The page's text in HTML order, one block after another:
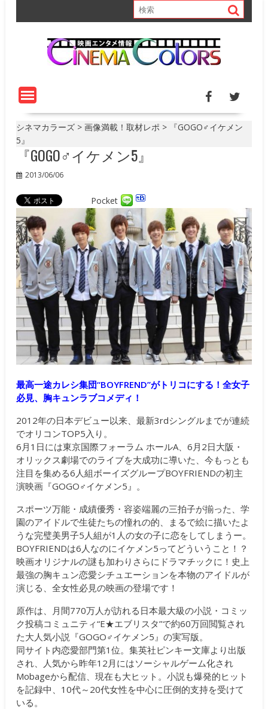
シネマカラーズ >画像満載！取材レポ >
『GOGO♂イケメン
5』
『GOGO♂イケメン5』
2013/06/06
Pocket
最高一途カレシ集団“BOYFREND”がトリコにする！全女子
必見、胸キュンラブコメディ！
2012年の日本デビュー以来、最新3rdシングルまでが連続
でオリコンTOP5入り。
6月1日には東京国際フォーラム ホールA、6月2日大阪・
オリックス劇場でのライブを大成功に導いた、今もっとも
注目を集める6人組ボーイズグループBOYFRIENDの初主
演映画『GOGO♂イケメン5』。
スポーツ万能・成績優秀・容姿端麗の三拍子が揃った、学
園のアイドルで生徒たちの憧れの的、まるで絵に描いたよ
うな完璧美男子5人組が1人の女の子に恋をしてしまうー。
BOYFRIENDは6人なのにイケメン5ってどういうこと！？
映画オリジナルの謎も加わりさらにドラマチックに！史上
最強の胸キュン恋愛シチュエーションを本物のアイドルが
演じる、全女性必見の映画の登場です！
原作は、月間770万人が訪れる日本最大級の小説・コミッ
ク投稿コミュニティ“E★エブリスタ”で約60万回閲覧され
た大人気小説『GOGO♂イケメン5』の実写版。
同サイト内恋愛部門第1位。集英社ピンキー文庫より出版
され、人気から昨年12月にはソーシャルゲーム化され
Mobageから配信、現在も大ヒット。小説も爆発的ヒット
を記録中、10代～20代女性を中心に圧倒的支持を受けて
いる。